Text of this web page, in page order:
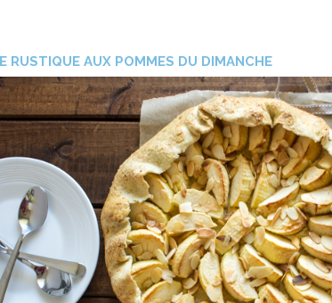
RUSTIQUE AUX POMMES DU DIMANCHE